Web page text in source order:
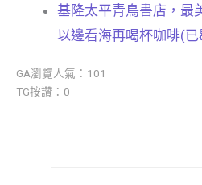
基隆太平青鳥書店，最
以邊看海再喝杯咖啡(已
GA瀏覽人氣：101
TG按讚：0